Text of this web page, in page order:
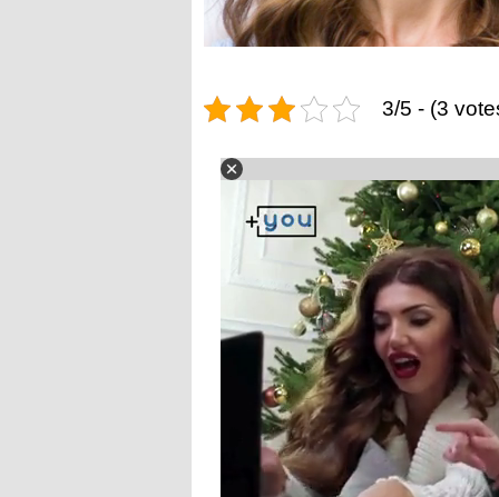
3/5 - (3